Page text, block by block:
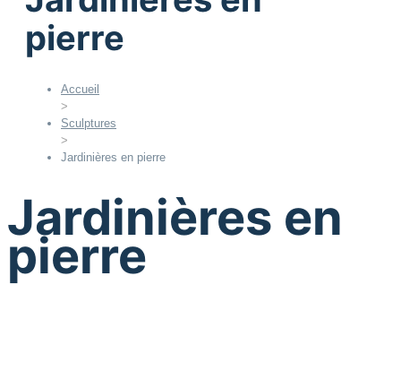
pierre
Accueil
>
Sculptures
>
Jardinières en pierre
Jardinières en
pierre